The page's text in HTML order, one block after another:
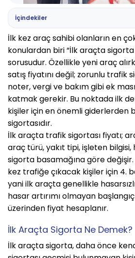
İçindekiler
İlk kez araç sahibi olanların en
konulardan biri “İlk araçta sigorta
sorusudur. Özellikle yeni araç
satış fiyatını değil; zorunlu trafik
noter, vergi ve bakım gibi ek
katmak gerekir. Bu noktada ilk
kişiler için en önemli giderlerden
sigortasıdır.
İlk araçta trafik sigortası fiyatı;
araç türü, yakıt tipi, işleten
sigorta basamağına göre değişir.
kez trafiğe çıkacak kişiler için 4.
yani ilk araçta genellikle
hasar artırımı olmayan
üzerinden fiyat hesaplanır.
İlk Araçta Sigorta Ne Demek?
İlk araçta sigorta, daha önce